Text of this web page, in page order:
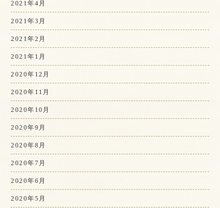
2021年4月
2021年3月
2021年2月
2021年1月
2020年12月
2020年11月
2020年10月
2020年9月
2020年8月
2020年7月
2020年6月
2020年5月